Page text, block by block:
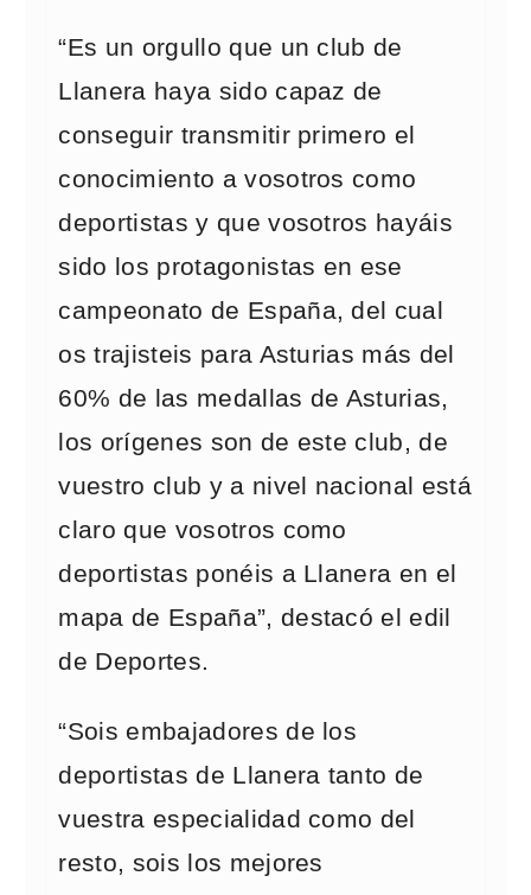
“Es un orgullo que un club de
Llanera haya sido capaz de
conseguir transmitir primero el
conocimiento a vosotros como
deportistas y que vosotros hayáis
sido los protagonistas en ese
campeonato de España, del cual
os trajisteis para Asturias más del
60% de las medallas de Asturias,
los orígenes son de este club, de
vuestro club y a nivel nacional está
claro que vosotros como
deportistas ponéis a Llanera en el
mapa de España”, destacó el edil
de Deportes.
“Sois embajadores de los
deportistas de Llanera tanto de
vuestra especialidad como del
resto, sois los mejores